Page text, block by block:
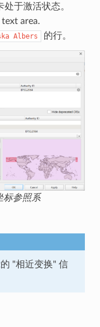
处于激活状态。
text area.
Albers 的行。
标参照系
"相近变换" 信